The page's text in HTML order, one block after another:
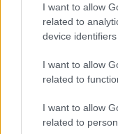
I want to allow
related to
device identifiers
I want to allow
related to
I want to allow
related to
adatmegosztást. A
biztosítása
központosított
építésével
nagyobb
egyesítsünk a közjó